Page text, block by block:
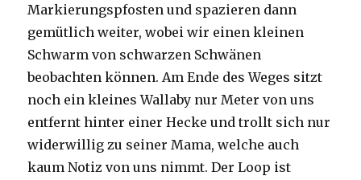
Markierungspfosten und spazieren dann
gemütlich weiter, wobei wir einen kleinen
Schwarm von schwarzen Schwänen
beobachten können. Am Ende des Weges sitzt
noch ein kleines Wallaby nur Meter von uns
entfernt hinter einer Hecke und trollt sich nur
widerwillig zu seiner Mama, welche auch
kaum Notiz von uns nimmt. Der Loop ist